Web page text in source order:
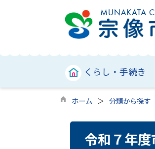
くらし・手続き
ホーム 分類から探す
令和７年